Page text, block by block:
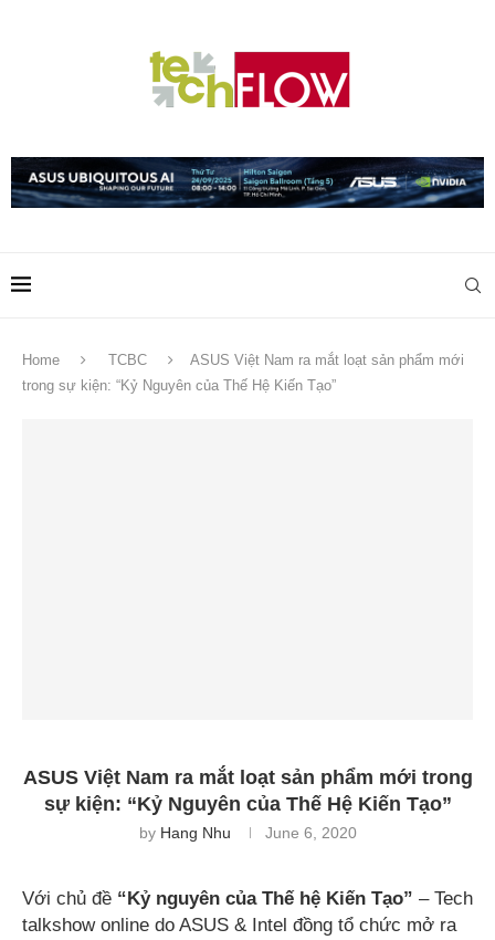
Home TCBC
ASUS Việt Nam ra mắt loạt sản phẩm mới
trong sự kiện: “Kỷ Nguyên của Thế Hệ Kiến Tạo”
ASUS Việt Nam ra mắt loạt sản phẩm mới trong
sự kiện: “Kỷ Nguyên của Thế Hệ Kiến Tạo”
by Hang Nhu June 6, 2020
Với chủ đề “Kỷ nguyên của Thế hệ Kiến Tạo” – Tech
talkshow online do ASUS & Intel đồng tổ chức mở ra